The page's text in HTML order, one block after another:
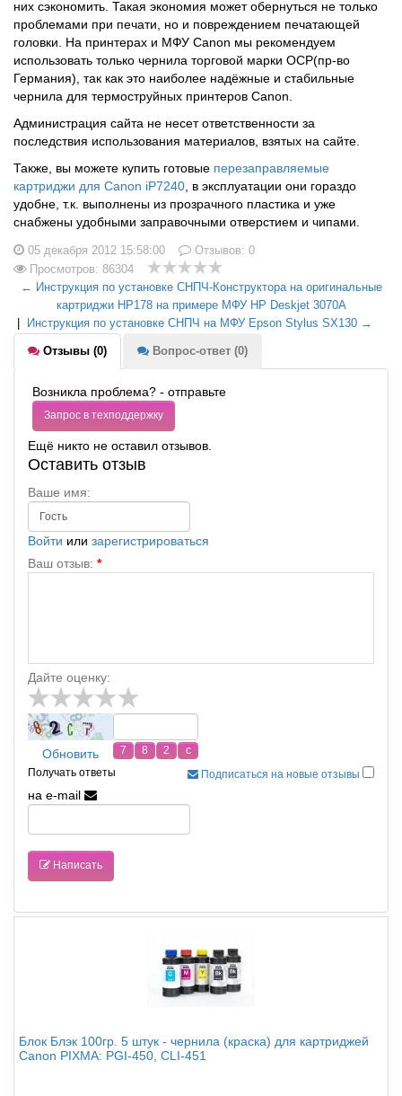
них сэкономить. Такая экономия может обернуться не только
проблемами при печати, но и повреждением печатающей
головки. На принтерах и МФУ Canon мы рекомендуем
использовать только чернила торговой марки OCP(пр-во
Германия), так как это наиболее надёжные и стабильные
чернила для термоструйных принтеров Canon.
Администрация сайта не несет ответственности за
последствия использования материалов, взятых на сайте.
Также, вы можете купить готовые перезаправляемые
картриджи для Canon iP7240 , в эксплуатации они гораздо
удобне, т.к. выполнены из прозрачного пластика и уже
снабжены удобными заправочными отверстием и чипами.
05 декабря 2012 15:58:00 Отзывов: 0
Просмотров: 86304
← Инструкция по установке СНПЧ-Конструктора на оригинальные
картриджи HP178 на примере МФУ HP Deskjet 3070A
| Инструкция по установке СНПЧ на МФУ Epson Stylus SX130 →
Отзывы (0) Вопрос-ответ (0)
Возникла проблема? - отправьте
Запрос в техподдержку
Ещё никто не оставил отзывов.
Оставить отзыв
Ваше имя:
Войти или зарегистрироваться
Ваш отзыв: *
Дайте оценку:
Обновить
Подписаться на новые отзывы
Получать ответы
на e-mail
Написать
Блок Блэк 100гр. 5 штук - чернила (краска) для картриджей
Canon PIXMA: PGI-450, CLI-451